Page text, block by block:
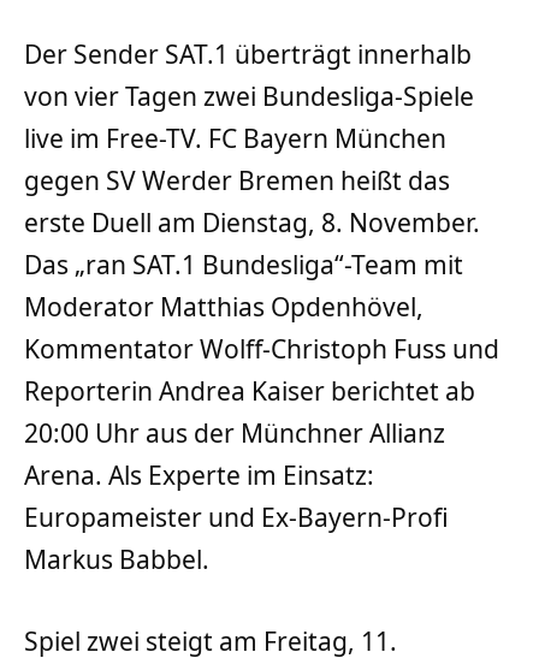
Der Sender SAT.1 überträgt innerhalb
von vier Tagen zwei Bundesliga-Spiele
live im Free-TV. FC Bayern München
gegen SV Werder Bremen heißt das
erste Duell am Dienstag, 8. November.
Das „ran SAT.1 Bundesliga“-Team mit
Moderator Matthias Opdenhövel,
Kommentator Wolff-Christoph Fuss und
Reporterin Andrea Kaiser berichtet ab
20:00 Uhr aus der Münchner Allianz
Arena. Als Experte im Einsatz:
Europameister und Ex-Bayern-Profi
Markus Babbel.
Spiel zwei steigt am Freitag, 11.